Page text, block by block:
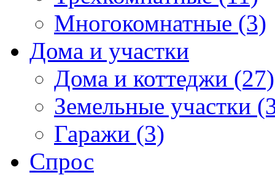
Многокомнатные (3)
Дома и участки
Дома и коттеджи (27)
Земельные участки
Гаражи (3)
Спрос